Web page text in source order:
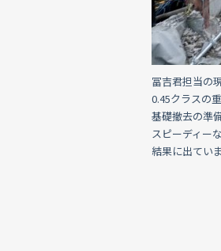
冨吉君担当の
0.45クラスの
基礎撤去の準
スピーディー
結果に出てい